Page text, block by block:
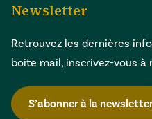
Newsletter
Retrouvez les dernières
boite mail, inscrivez-vous
S’abonner à la